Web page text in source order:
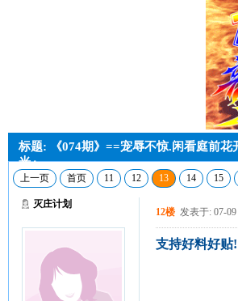
标题: 《074期》==宠辱不惊.闲看庭前
光』
上一页 首页 11 12 13 14 15
灭庄计划
12楼 发表于: 07-09
支持好料好贴